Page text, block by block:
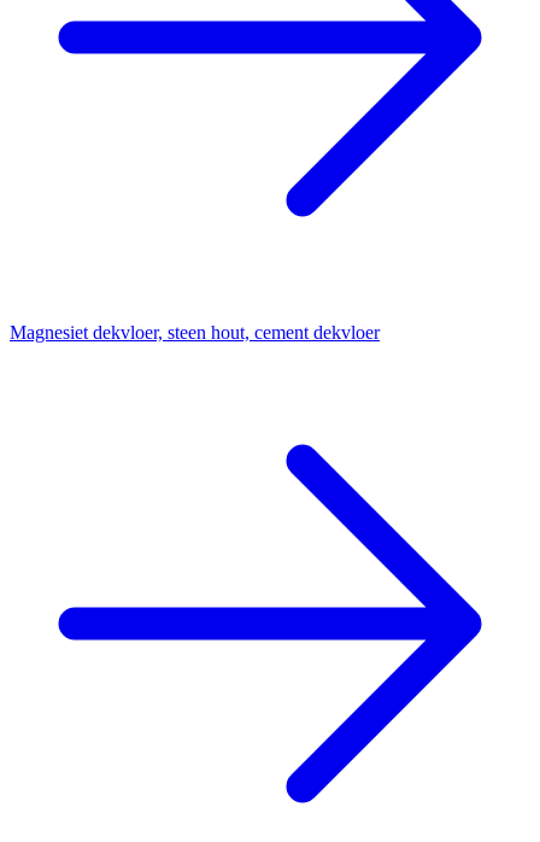
Magnesiet dekvloer, steen hout, cement dekvloer